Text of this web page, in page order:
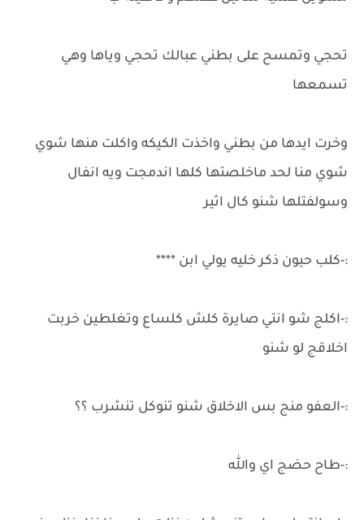
تحجي وتمسح على بطني عبالك تحجي وياها وهي
تسمعها
وخرت ايدها من بطني واخذت الكيكه واكلت منها شوي
شوي منا لحد ماخلصتها كلها اندمجت ويه انفال
وسولفتلها شنو كال اثير
:-كلب حيون ذكر خليه يولي ابن ****
:-اكلج شو انتي صايرة كلش كلساع وتغلطين خربت
اخلاقج لو شنو
:-العفو منج بس الاخلاق شنو تنوكل تنشرب ؟؟
:-طاح حضج اي والله